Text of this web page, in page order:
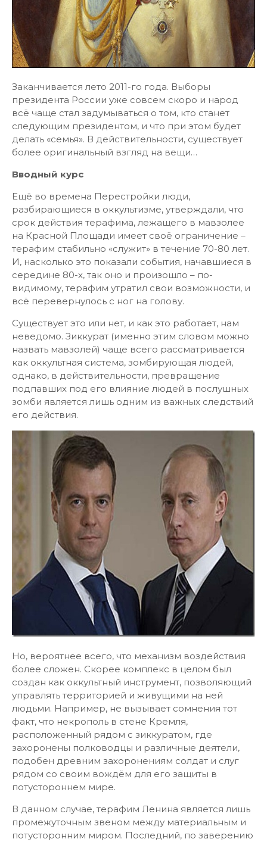
Заканчивается лето 2011-го года. Выборы
президента России уже совсем скоро и народ
всё чаще стал задумываться о том, кто станет
следующим президентом, и что при этом будет
делать «семья». В действительности, существует
более оригинальный взгляд на вещи…
Вводный курс
Ещё во времена Перестройки люди,
разбирающиеся в оккультизме, утверждали, что
срок действия терафима, лежащего в мавзолее
на Красной Площади имеет своё ограничение –
терафим стабильно «служит» в течение 70-80 лет.
И, насколько это показали события, начавшиеся в
середине 80-х, так оно и произошло – по-
видимому, терафим утратил свои возможности, и
всё перевернулось с ног на голову.
Существует это или нет, и как это работает, нам
неведомо. Зиккурат (именно этим словом можно
назвать мавзолей) чаще всего рассматривается
как оккультная система, зомбирующая людей,
однако, в действительности, превращение
подпавших под его влияние людей в послушных
зомби является лишь одним из важных следствий
его действия.
Но, вероятнее всего, что механизм воздействия
более сложен. Скорее комплекс в целом был
создан как оккультный инструмент, позволяющий
управлять территорией и живущими на ней
людьми. Например, не вызывает сомнения тот
факт, что некрополь в стене Кремля,
расположенный рядом с зиккуратом, где
захоронены полководцы и различные деятели,
подобен древним захоронениям солдат и слуг
рядом со своим вождём для его защиты в
потустороннем мире.
В данном случае, терафим Ленина является лишь
промежуточным звеном между материальным и
потусторонним миром. Последний, по заверению